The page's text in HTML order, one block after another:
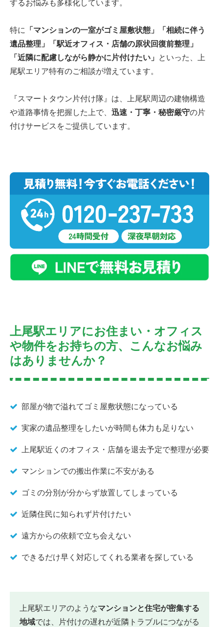
するお悩みも多様化しています。
特に
「マンションの一室がゴミ屋敷状態」「相続に伴う
遺品整理」「駅近オフィス・店舗の原状回復前整理」
「近隣に配慮しながら静かに片付けたい」
といった、上
尾駅エリア特有のご相談が増えています。
『スマートタウン片付け隊』は、上尾駅周辺の建物構造
や道路事情を把握した上で、 迅速・丁寧・秘密厳守の片
付けサービスをご提供しています。
上尾駅エリアにお住まい・オフィス
や物件をお持ちの方、こんなお悩み
はありませんか？
部屋が物で溢れてゴミ屋敷状態になっている
実家の遺品整理をしたいが時間も体力も足りない
上尾駅近くのオフィス・店舗を退去予定で整理が必要
マンションでの搬出作業に不安がある
ゴミの分別が分からず放置してしまっている
近隣住民に知られず片付けたい
遠方からの依頼で立ち会えない
できるだけ早く対応してくれる業者を探している
上尾駅エリアのようなマンションと住宅が密集する
地域では、片付けの遅れが近隣トラブルにつながる